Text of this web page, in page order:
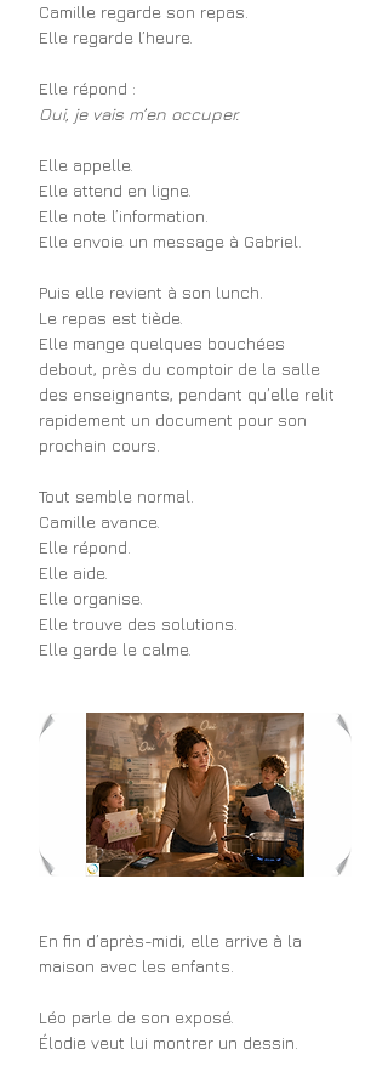
Camille regarde son repas.
Elle regarde l’heure.
Elle répond :
Oui, je vais m’en occuper.
Elle appelle.
Elle attend en ligne.
Elle note l’information.
Elle envoie un message à Gabriel.
Puis elle revient à son lunch.
Le repas est tiède.
Elle mange quelques bouchées
debout, près du comptoir de la salle
des enseignants, pendant qu’elle relit
rapidement un document pour son
prochain cours.
Tout semble normal.
Camille avance.
Elle répond.
Elle aide.
Elle organise.
Elle trouve des solutions.
Elle garde le calme.
En fin d’après-midi, elle arrive à la
maison avec les enfants.
Léo parle de son exposé.
Élodie veut lui montrer un dessin.